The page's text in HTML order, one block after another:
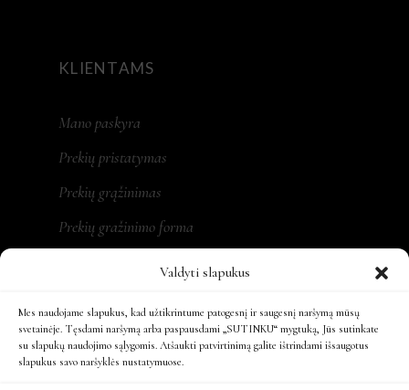
Valdyti slapukus
Mes naudojame slapukus, kad užtikrintume patogesnį ir saugesnį naršymą mūsų
svetainėje. Tęsdami naršymą arba paspausdami „SUTINKU“ mygtuką, Jūs sutinkate
su slapukų naudojimo sąlygomis. Atšaukti patvirtinimą galite ištrindami išsaugotus
slapukus savo naršyklės nustatymuose.
KLIENTAMS
Mano paskyra
Prekių pristatymas
Prekių grąžinimas
Prekių gražinimo forma
REKVIZITAI